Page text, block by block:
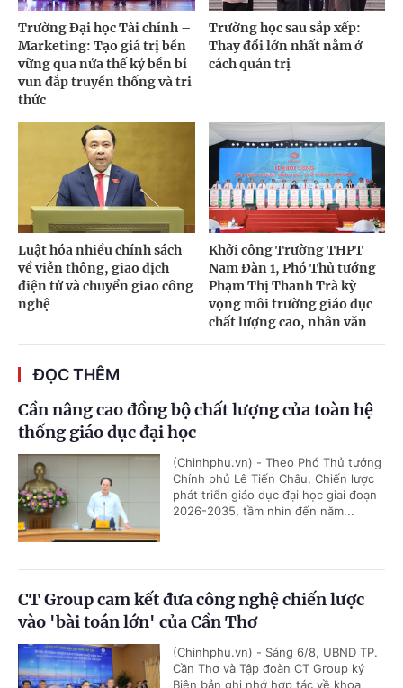
Trường Đại học Tài chính –
Marketing: Tạo giá trị bền
vững qua nửa thế kỷ bền bỉ
vun đắp truyền thống và tri
thức
Trường học sau sắp xếp:
Thay đổi lớn nhất nằm ở
cách quản trị
Luật hóa nhiều chính sách
về viễn thông, giao dịch
điện tử và chuyển giao công
nghệ
Khởi công Trường THPT
Nam Đàn 1, Phó Thủ tướng
Phạm Thị Thanh Trà kỳ
vọng môi trường giáo dục
chất lượng cao, nhân văn
ĐỌC THÊM
Cần nâng cao đồng bộ chất lượng của toàn hệ
thống giáo dục đại học
(Chinhphu.vn) - Theo Phó Thủ tướng
Chính phủ Lê Tiến Châu, Chiến lược
phát triển giáo dục đại học giai đoạn
2026-2035, tầm nhìn đến năm...
CT Group cam kết đưa công nghệ chiến lược
vào 'bài toán lớn' của Cần Thơ
(Chinhphu.vn) - Sáng 6/8, UBND TP.
Cần Thơ và Tập đoàn CT Group ký
Biên bản ghi nhớ hợp tác về khoa